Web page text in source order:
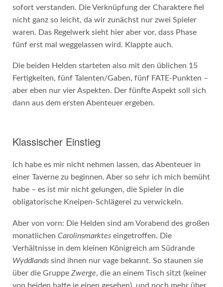
sofort verstanden. Die Verknüpfung der Charaktere fiel
nicht ganz so leicht, da wir zunächst nur zwei Spieler
waren. Das Regelwerk sieht hier aber vor, dass Phase
fünf erst mal weggelassen wird. Klappte auch.
Die beiden Helden starteten also mit den üblichen 15
Fertigkeiten, fünf Talenten/Gaben, fünf FATE-Punkten –
aber eben nur vier Aspekten. Der fünfte Aspekt soll sich
dann aus dem ersten Abenteuer ergeben.
Klassischer Einstieg
Ich habe es mir nicht nehmen lassen, das Abenteuer in
einer Taverne zu beginnen. Aber so sehr ich mich bemüht
habe – es ist mir nicht gelungen, die Spieler in die
obligatorische Kneipen-Schlägerei zu verwickeln.
Aber von vorn: Die Helden sind am Vorabend des großen
monatlichen Carolinsmarkteseingetroffen. Die
Verhältnisse in dem kleinen Königreich am Südrande
Wyddlandssind ihnen nur vage bekannt. So staunen sie
über die Gruppe Zwerge, die an einem Tisch sitzt (keiner